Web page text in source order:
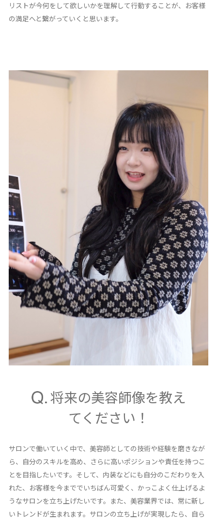
リストが今何をして欲しいかを理解して行動することが、お客様
の満足へと繋がっていくと思います。
将来の美容師像を教え
てください！
サロンで働いていく中で、美容師としての技術や経験を磨きなが
ら、自分のスキルを高め、さらに高いポジションや責任を持つこ
とを目指したいです。そして、内装などにも自分のこだわりを入
れた、お客様を今まででいちばん可愛く、かっこよく仕上げるよ
うなサロンを立ち上げたいです。また、美容業界では、常に新し
いトレンドが生まれます。サロンの立ち上げが実現したら、自ら